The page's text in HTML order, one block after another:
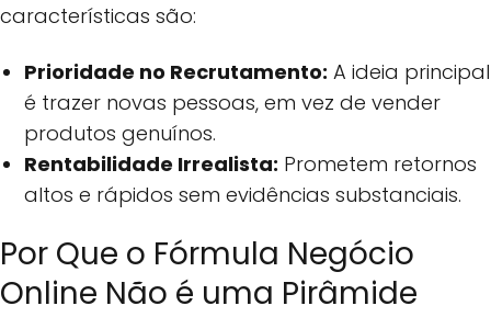
características são:
Prioridade no Recrutamento: A ideia principal
é trazer novas pessoas, em vez de vender
produtos genuínos.
Rentabilidade Irrealista: Prometem retornos
altos e rápidos sem evidências substanciais.
Por Que o Fórmula Negócio
Online Não é uma Pirâmide